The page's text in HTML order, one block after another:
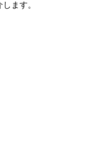
ます。